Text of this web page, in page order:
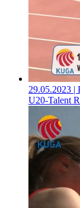
29.05.2023 |
U20-Talent